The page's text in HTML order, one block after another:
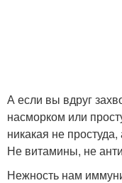
А если вы вдруг
насморком или
никакая не
Не витамины, не
Нежность нам